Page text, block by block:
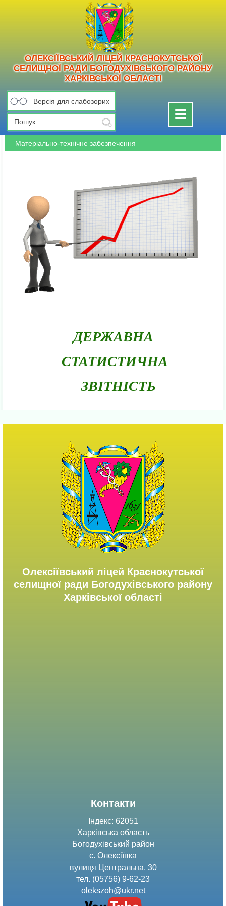
ОЛЕКСІЇВСЬКИЙ ЛІЦЕЙ КРАСНОКУТСЬКОЇ
СЕЛИЩНОЇ РАДИ БОГОДУХІВСЬКОГО РАЙОНУ
ХАРКІВСЬКОЇ ОБЛАСТІ
Версія для слабозорих
Toggle
navigation
Матеріально-технічне забезпечення
ДЕРЖАВНА
СТАТИСТИЧНА
ЗВІТНІСТЬ
Олексіївський ліцей Краснокутської
селищної ради Богодухівського району
Харківської області
Контакти
Індекс: 62051
Харківська область
Богодухівський район
с. Олексіївка
вулиця Центральна, 30
тел. (05756) 9-62-23
olekszoh@ukr.net